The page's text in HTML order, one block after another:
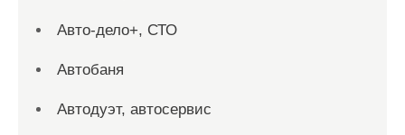
Авто-дело+, СТО
Автобаня
Автодуэт, автосервис